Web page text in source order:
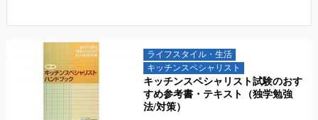
ライフスタイル・生活
キッチンスペシャリスト
キッチンスペシャリスト試験のおす
すめ参考書・テキスト（独学勉強
法/対策）